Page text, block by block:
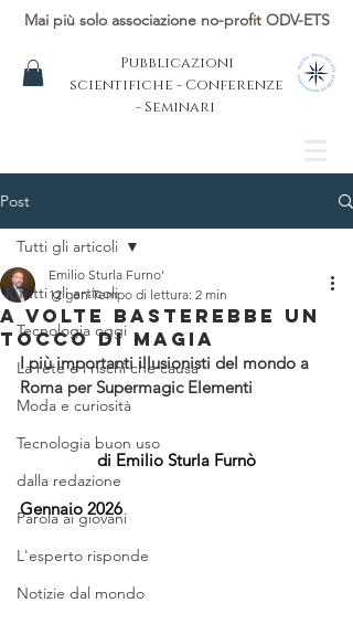
Mai più solo associazione no-profit ODV-ETS
Pubblicazioni
scientifiche - Conferenze
- Seminari
Post
Tutti gli articoli
Tecnologia oggi
La rete e i rischi che causa
Moda e curiosità
Tecnologia buon uso
dalla redazione
Parola ai giovani
L'esperto risponde
Notizie dal mondo
Tutti gli articoli
A volte basterebbe un
tocco di magiA
Emilio Sturla Furno'
12 gen Tempo di lettura: 2 min
I più importanti illusionisti del mondo a
Roma per Supermagic Elementi
di Emilio Sturla Furnò
Gennaio 2026